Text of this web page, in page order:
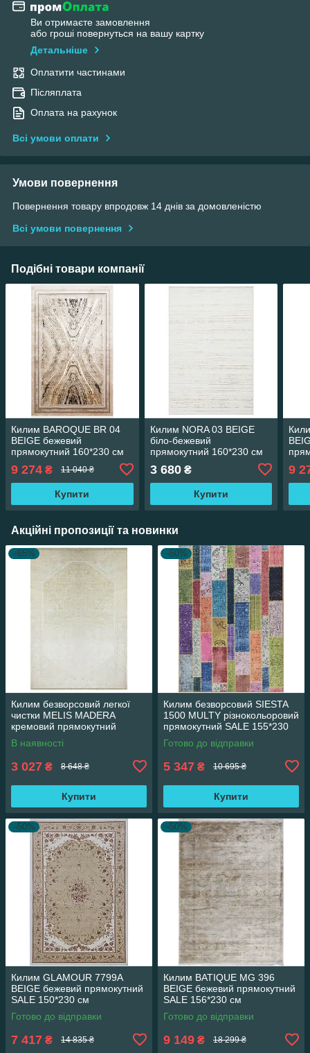
Ви отримаєте замовлення
або гроші повернуться на вашу картку
Детальніше
Оплатити частинами
Післяплата
Оплата на рахунок
Всі умови оплати
Умови повернення
Повернення товару впродовж 14 днів за домовленістю
Всі умови повернення
Подібні товари компанії
Килим BAROQUE BR 04
BEIGE бежевий
прямокутний 160*230 см
9 274 ₴ 11 040 ₴
Купити
Килим NORA 03 BEIGE
біло-бежевий
прямокутний 160*230 см
3 680₴
Купити
9
Акційні пропозиції та новинки
–65%
Килим безворсовий легкої
чистки MELIS MADERA
кремовий прямокутний
160*230 см
В наявності
3 027 ₴ 8 648 ₴
Купити
–50%
Килим безворсовий SIESTA
1500 MULTY різнокольоровий
прямокутний SALE 155*230
см
Готово до відправки
5 347 ₴ 10 695 ₴
Купити
–50%
Килим GLAMOUR 7799A
BEIGE бежевий прямокутний
SALE 150*230 см
Готово до відправки
7 417 ₴ 14 835 ₴
–50%
Килим BATIQUE MG 396
BEIGE бежевий прямокутний
SALE 156*230 см
Готово до відправки
9 149 ₴ 18 299 ₴